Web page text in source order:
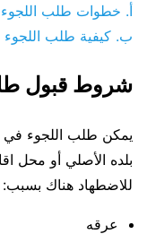
أ. خطوات طلب
ب. كيفية طلب اللجوء
شروط قبول
يمكن طلب اللجوء في
بلده الأصلي أو محل
للاضطهاد هناك بسبب:
عرقه